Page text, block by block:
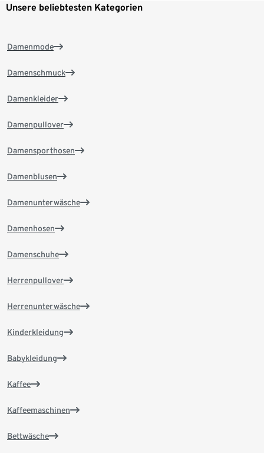
Unsere beliebtesten Kategorien
Damenmode
Damenschmuck
Damenkleider
Damenpullover
Damensporthosen
Damenblusen
Damenunterwäsche
Damenhosen
Damenschuhe
Herrenpullover
Herrenunterwäsche
Kinderkleidung
Babykleidung
Kaffee
Kaffeemaschinen
Bettwäsche